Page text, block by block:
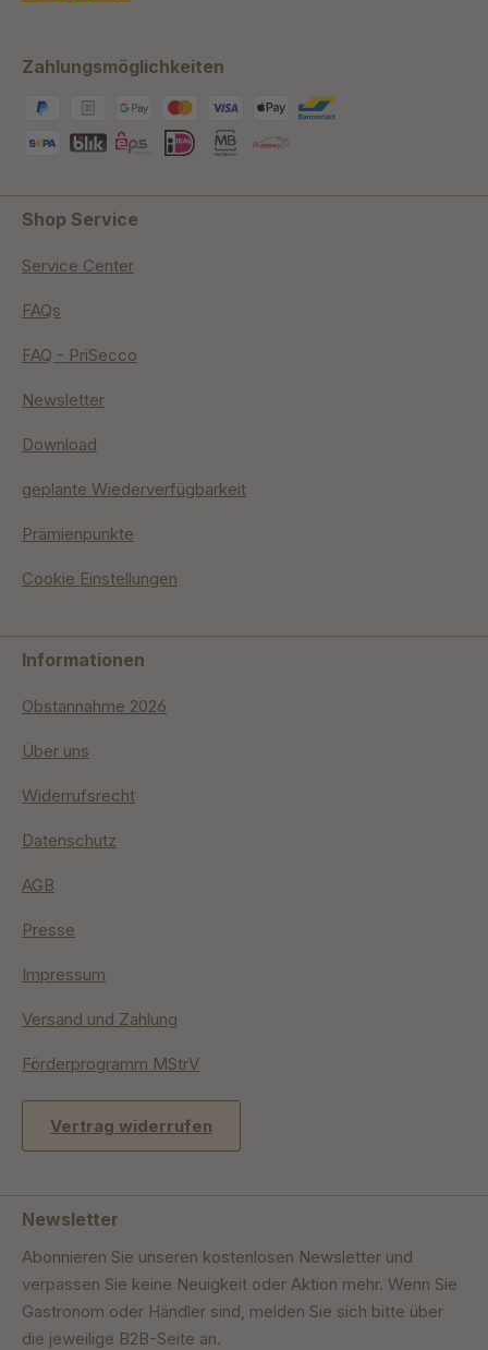
Zahlungsmöglichkeiten
Shop Service
Service Center
FAQs
FAQ - PriSecco
Newsletter
Download
geplante Wiederverfügbarkeit
Prämienpunkte
Cookie Einstellungen
Informationen
Obstannahme 2026
Über uns
Widerrufsrecht
Datenschutz
AGB
Presse
Impressum
Versand und Zahlung
Förderprogramm MStrV
Vertrag widerrufen
Newsletter
Abonnieren Sie unseren kostenlosen Newsletter und
verpassen Sie keine Neuigkeit oder Aktion mehr. Wenn Sie
Gastronom oder Händler sind, melden Sie sich bitte über
die jeweilige B2B-Seite an.